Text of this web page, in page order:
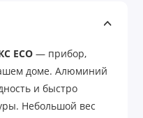
ECO — прибор,
доме. Алюминий
и быстро
Небольшой вес